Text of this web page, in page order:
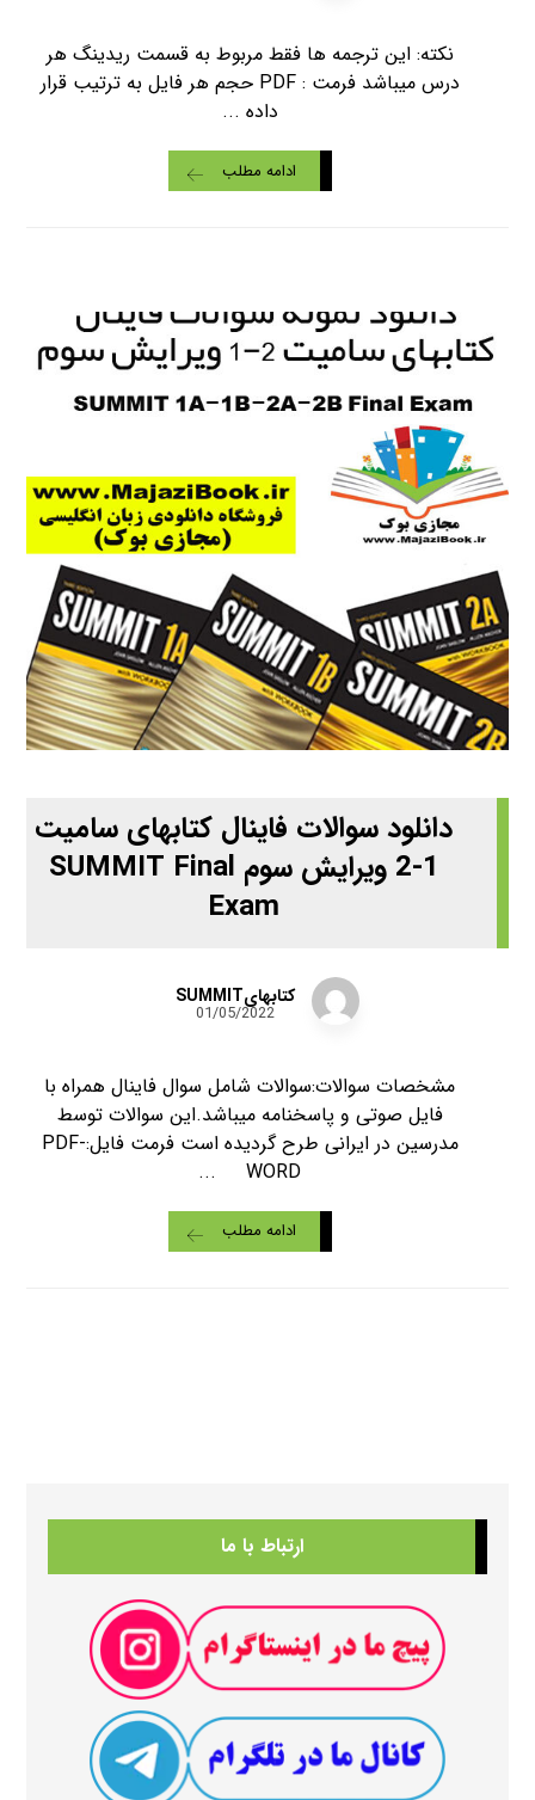
نکته: این ترجمه ها فقط مربوط به قسمت ریدینگ هر
درس میباشد فرمت : PDF حجم هر فایل به ترتیب قرار
داده ...
ادامه مطلب
دانلود سوالات فاینال کتابهای سامیت
1-2 ویرایش سوم SUMMIT Final
Exam
کتابهایSUMMIT
01/05/2022
مشخصات سوالات:سوالات شامل سوال فاینال همراه با
فایل صوتی و پاسخنامه میباشد.این سوالات توسط
مدرسین در ایرانی طرح گردیده است فرمت فایل:PDF-
WORD ...
ادامه مطلب
ارتباط با ما